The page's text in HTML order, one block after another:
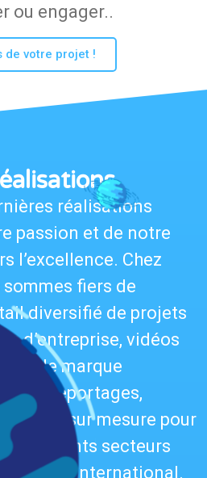
ou engager..
de votre projet !
réalisations
passion et de notre
l’excellence. Chez
sommes fiers de
diversifié de projets
d’entreprise, vidéos
de marque
et reportages,
sur mesure pour
différents secteurs
et à l’international.